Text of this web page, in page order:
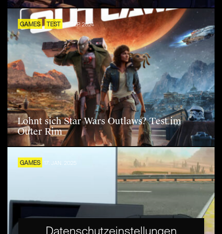
GAMES TEST 6. SEP. 2024
Lohnt sich Star Wars Outlaws? Test im
Outer Rim
GAMES 17. JAN. 2025